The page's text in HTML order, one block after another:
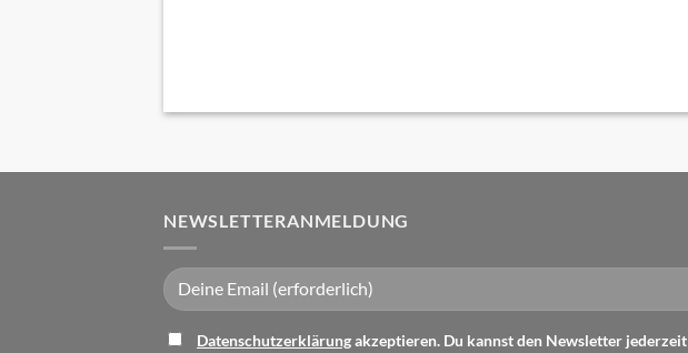
NEWSLETTERANMELDUNG
Datenschutzerklärungakzeptieren. Du kannst den Newsletter jederzeit